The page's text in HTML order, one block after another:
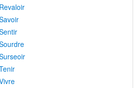
Revaloir